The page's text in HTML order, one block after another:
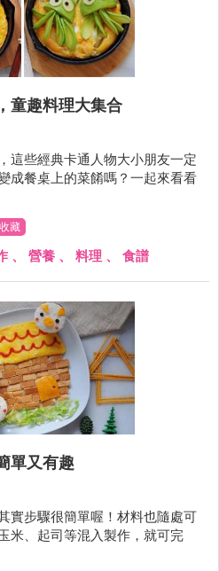
童趣料理大集合
這些經典卡通人物大小朋友一定
成餐桌上的菜餚嗎？一起來看看
收藏
、 營養 、 料理 、 食譜
單又有趣
實步驟很簡單喔！材料也隨處可
米、起司等混入製作，就可完